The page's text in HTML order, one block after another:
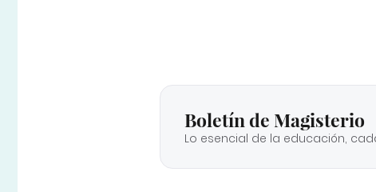
Boletín de Magisterio
Lo esencial de la educación,